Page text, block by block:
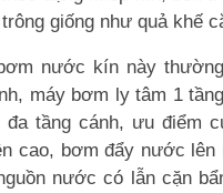
giống như quả khế
nước kín này
máy bơm ly tâm 1
tầng cánh, ưu điểm
cao, bơm đẩy nước lên
nước có lẫn cặn